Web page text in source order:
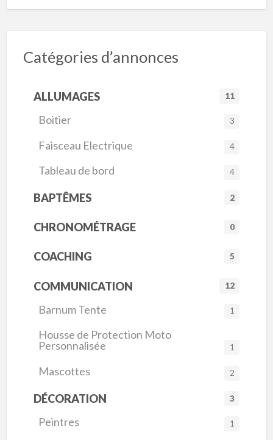
Catégories d’annonces
ALLUMAGES 11
Boitier 3
Faisceau Electrique 4
Tableau de bord 4
BAPTÊMES 2
CHRONOMÉTRAGE 0
COACHING 5
COMMUNICATION 12
Barnum Tente 1
Housse de Protection Moto
Personnalisée
1
Mascottes 2
DÉCORATION 3
Peintres 1